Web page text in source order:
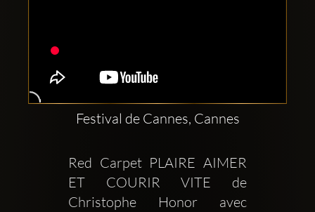
Festival de Cannes, Cannes
Red Carpet PLAIRE AIMER
ET COURIR VITE de
Christophe Honor avec